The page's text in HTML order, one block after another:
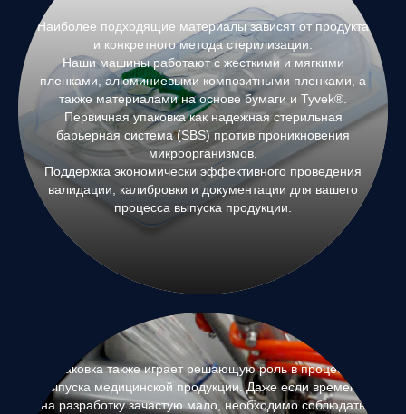
Наиболее подходящие материалы зависят от продукта
и конкретного метода стерилизации.
Наши машины работают с жесткими и мягкими
пленками, алюминиевыми композитными пленками, а
также материалами на основе бумаги и Tyvek®.
Первичная упаковка как надежная стерильная
барьерная система (SBS) против проникновения
микроорганизмов.
Поддержка экономически эффективного проведения
валидации, калибровки и документации для вашего
процесса выпуска продукции.
Упаковка также играет решающую роль в процессе
выпуска медицинской продукции. Даже если времени
на разработку зачастую мало, необходимо соблюдать